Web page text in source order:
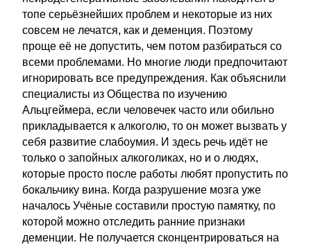
топе серьёзнейших проблем и некоторые из них
совсем не лечатся, как и деменция. Поэтому
проще её не допустить, чем потом разбираться со
всеми проблемами. Но многие люди предпочитают
игнорировать все предупреждения. Как объяснили
специалисты из Общества по изучению
Альцгеймера, если человечек часто или обильно
прикладывается к алкоголю, то он может вызвать у
себя развитие слабоумия. И здесь речь идёт не
только о запойных алкоголиках, но и о людях,
которые просто после работы любят пропустить по
бокальчику вина. Когда разрушение мозга уже
началось Учёные составили простую памятку, по
которой можно отследить ранние признаки
деменции. Не получается сконцентрироваться на